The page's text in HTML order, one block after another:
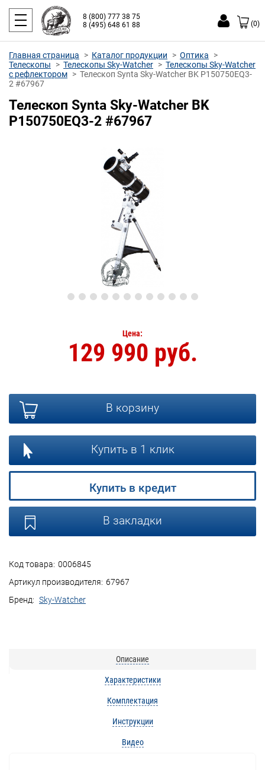
8 (800) 777 38 75
8 (495) 648 61 88
(0)
Главная страница Каталог продукции
Оптика
Телескопы
Телескопы Sky-Watcher
Телескопы Sky-Watcher
с рефлектором
Телескоп Synta Sky-Watcher BK P150750EQ3-
2 #67967
Телескоп Synta Sky-Watcher BK
P150750EQ3-2 #67967
Код товара: 0006845
Артикул производителя: 67967
Бренд: Sky-Watcher
Цена:
129 990 руб.
В корзину
Купить в 1 клик
Купить в кредит
В закладки
Описание
Характеристики
Комплектация
Инструкции
Видео